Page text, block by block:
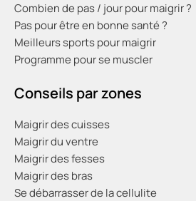
Combien de pas / jour pour maigrir ?
Pas pour être en bonne santé ?
Meilleurs sports pour maigrir
Programme pour se muscler
Conseils par zones
Maigrir des cuisses
Maigrir du ventre
Maigrir des fesses
Maigrir des bras
Se débarrasser de la cellulite